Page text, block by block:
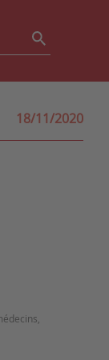
18/11/2020